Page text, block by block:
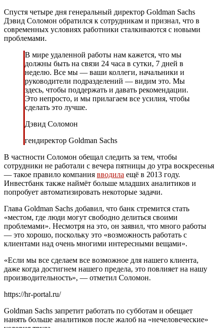
Спустя четыре дня генеральный директор Goldman Sachs
Дэвид Соломон обратился к сотрудникам и признал, что в
современных условиях работники сталкиваются с новыми
проблемами.
В мире удаленной работы нам кажется, что мы
должны быть на связи 24 часа в сутки, 7 дней в
неделю. Все мы — ваши коллеги, начальники и
руководители подразделений — видим это. Мы
здесь, чтобы поддержать и давать рекомендации.
Это непросто, и мы прилагаем все усилия, чтобы
сделать это лучше.
Дэвид Соломон
гендиректор Goldman Sachs
В частности Соломон обещал следить за тем, чтобы
сотрудники не работали с вечера пятницы до утра воскресенья
— такое правило компания вводила ещё в 2013 году.
Инвестбанк также наймёт больше младших аналитиков и
попробует автоматизировать некоторые задачи.
Глава Goldman Sachs добавил, что банк стремится стать
«местом, где люди могут свободно делиться своими
проблемами». Несмотря на это, он заявил, что много работы
— это хорошо, поскольку это «возможность работать с
клиентами над очень многими интересными вещами».
«Если мы все сделаем все возможное для нашего клиента,
даже когда достигнем нашего предела, это повлияет на нашу
производительность», — отметил Соломон.
https://hr-portal.ru/
Goldman Sachs запретит работать по субботам и обещает
нанять больше аналитиков после жалоб на «нечеловеческие»